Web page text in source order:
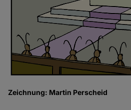
Zeichnung: Martin Perscheid